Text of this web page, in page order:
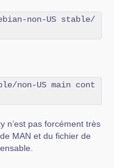
non-US stable/
non-US main cont
n’est pas forcément très
MAN et du fichier de